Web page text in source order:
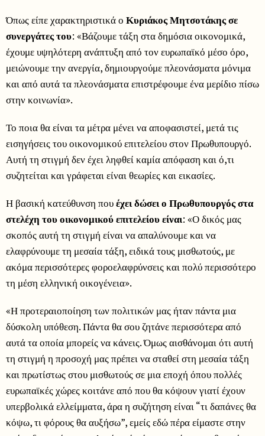
Όπως είπε χαρακτηριστικά ο Κυριάκος Μητσοτάκης σε
συνεργάτες του: «Βάζουμε τάξη στα δημόσια οικονομικά,
έχουμε υψηλότερη ανάπτυξη από τον ευρωπαϊκό μέσο όρο,
μειώνουμε την ανεργία, δημιουργούμε πλεονάσματα μόνιμα
και από αυτά τα πλεονάσματα επιστρέφουμε ένα μερίδιο πίσω
στην κοινωνία».
Το ποια θα είναι τα μέτρα μένει να αποφασιστεί, μετά τις
εισηγήσεις του οικονομικού επιτελείου στον Πρωθυπουργό.
Αυτή τη στιγμή δεν έχει ληφθεί καμία απόφαση και ό,τι
συζητείται και γράφεται είναι θεωρίες και εικασίες.
Η βασική κατεύθυνση πουέχει δώσει ο Πρωθυπουργός στα
στελέχη του οικονομικού επιτελείου είναι: «Ο δικός μας
σκοπός αυτή τη στιγμή είναι να απαλύνουμε και να
ελαφρύνουμε τη μεσαία τάξη, ειδικά τους μισθωτούς, με
ακόμα περισσότερες φοροελαφρύνσεις και πολύ περισσότερο
τη μέση ελληνική οικογένεια».
«Η προτεραιοποίηση των πολιτικών μας ήταν πάντα μια
δύσκολη υπόθεση. Πάντα θα σου ζητάνε περισσότερα από
αυτά τα οποία μπορείς να κάνεις. Όμως αισθάνομαι ότι αυτή
τη στιγμή η προσοχή μας πρέπει να σταθεί στη μεσαία τάξη
και πρωτίστως στου μισθωτούς σε μια εποχή όπου πολλές
ευρωπαϊκές χώρες κοιτάνε από που θα κόψουν γιατί έχουν
υπερβολικά ελλείμματα, άρα η συζήτηση είναι “τι δαπάνες θα
κόψω, τι φόρους θα αυξήσω”, εμείς εδώ πέρα είμαστε στην